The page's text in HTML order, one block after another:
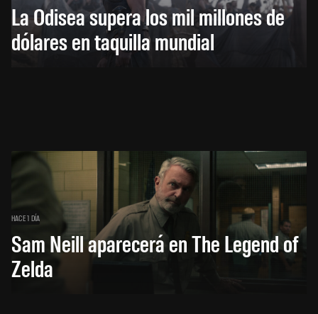
La Odisea supera los mil millones de
dólares en taquilla mundial
HACE 1 DÍA
Sam Neill aparecerá en The Legend of
Zelda